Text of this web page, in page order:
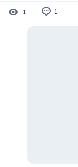
1 1